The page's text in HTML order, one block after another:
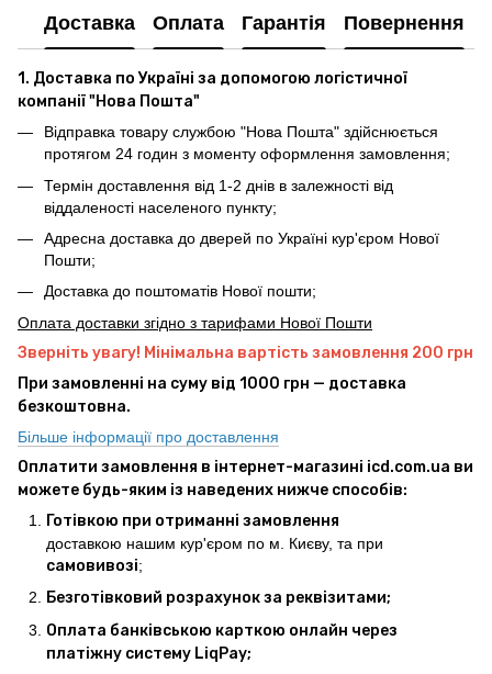
Доставка Оплата Гарантія Повернення
1. Доставка по Україні за допомогою логістичної
компанії "Нова Пошта"
Відправка товару службою "Нова Пошта" здійснюється
протягом 24 годин з моменту оформлення замовлення;
Термін доставлення від 1-2 днів в залежності від
віддаленості населеного пункту;
Адресна доставка до дверей по Україні кур'єром Нової
Пошти;
Доставка до поштоматів Нової пошти;
Оплата доставки згідно з тарифами Нової Пошти
Зверніть увагу! Мінімальна вартість замовлення 200 грн
При замовленні на суму від 1000 грн — доставка
безкоштовна.
Більше інформації про доставлення
Оплатити замовлення в інтернет-магазині icd.com.ua ви
можете будь-яким із наведених нижче способів:
Готівкою при отриманні замовлення
доставкою нашим кур'єром по м. Києву, та при
самовивозі;
Безготівковий розрахунок за реквізитами;
Оплата банківською карткою онлайн через
платіжну систему LiqPay;